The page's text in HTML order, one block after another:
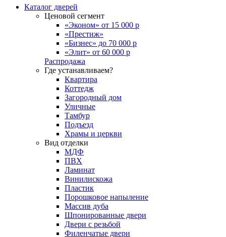
Каталог дверей
Ценовой сегмент
«Эконом» от 15 000 р
«Престиж»
«Бизнес» до 70 000 р
«Элит» от 60 000 р
Распродажа
Где устанавливаем?
Квартира
Коттедж
Загородный дом
Уличные
Тамбур
Подъезд
Храмы и церкви
Вид отделки
МДФ
ПВХ
Ламинат
Винилискожа
Пластик
Порошковое напыление
Массив дуба
Шпонированные двери
Двери с резьбой
Филенчатые двери